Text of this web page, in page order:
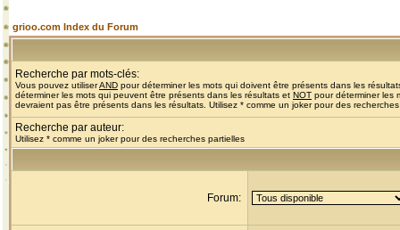
grioo.com Index du Forum
Recherche par mots-clés:
Vous pouvez utiliserAND pour déterminer les mots qui doivent être présents dans les
déterminer les mots qui peuvent être présents dans les résultats et NOT pour déterminer les
devraient pas être présents dans les résultats. Utilisez * comme un joker pour des
Recherche par auteur:
Utilisez * comme un joker pour des recherches partielles
Forum: